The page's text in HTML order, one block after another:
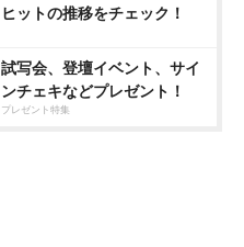
ヒットの推移をチェック！
試写会、登壇イベント、サイ
ンチェキなどプレゼント！
プレゼント特集